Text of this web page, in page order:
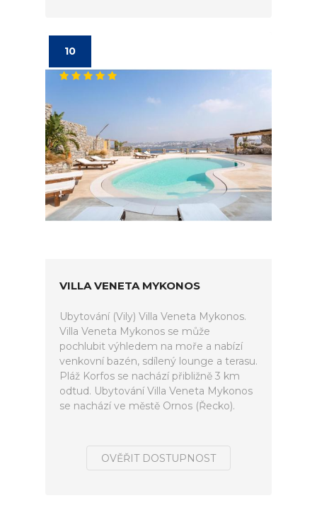
10
VILLA VENETA MYKONOS
Ubytování (Vily) Villa Veneta Mykonos.
Villa Veneta Mykonos se může
pochlubit výhledem na moře a nabízí
venkovní bazén, sdílený lounge a terasu.
Pláž Korfos se nachází přibližně 3 km
odtud. Ubytování Villa Veneta Mykonos
se nachází ve městě Ornos (Řecko).
OVĚŘIT DOSTUPNOST